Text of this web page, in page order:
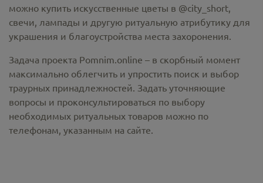
можно купить искусственные цветы в @city_short,
свечи, лампады и другую ритуальную атрибутику для
украшения и благоустройства места захоронения.
Задача проекта Pomnim.online – в скорбный момент
максимально облегчить и упростить поиск и выбор
траурных принадлежностей. Задать уточняющие
вопросы и проконсультироваться по выбору
необходимых ритуальных товаров можно по
телефонам, указанным на сайте.